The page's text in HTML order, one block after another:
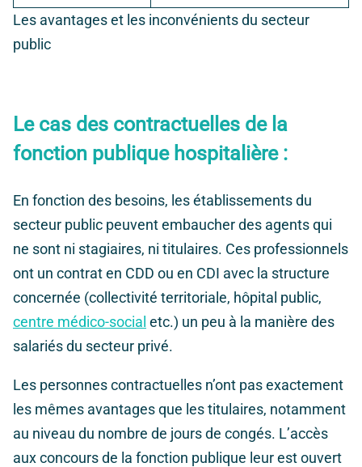
Les avantages et les inconvénients du secteur
public
Le cas des contractuelles de la
fonction publique hospitalière :
En fonction des besoins, les établissements du
secteur public peuvent embaucher des agents qui
ne sont ni stagiaires, ni titulaires. Ces professionnels
ont un contrat en CDD ou en CDI avec la structure
concernée (collectivité territoriale, hôpital public,
centre médico-social etc.) un peu à la manière des
salariés du secteur privé.
Les personnes contractuelles n’ont pas exactement
les mêmes avantages que les titulaires, notamment
au niveau du nombre de jours de congés. L’accès
aux concours de la fonction publique leur est ouvert